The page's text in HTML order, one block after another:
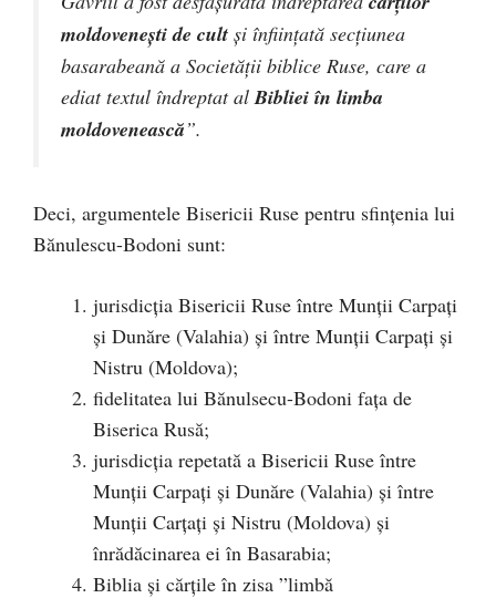
moldovenești de cult și înființată secțiunea
basarabeană a Societății biblice Ruse, care a
ediat textul îndreptat alBibliei în limba
moldovenească”.
Deci, argumentele Bisericii Ruse pentru sfințenia lui
Bănulescu-Bodoni sunt:
jurisdicția Bisericii Ruse între Munții Carpați
și Dunăre (Valahia) și între Munții Carpați și
Nistru (Moldova);
fidelitatea lui Bănulsecu-Bodoni fața de
Biserica Rusă;
jurisdicția repetată a Bisericii Ruse între
Munții Carpați și Dunăre (Valahia) și între
Munții Carțați și Nistru (Moldova) și
înrădăcinarea ei în Basarabia;
Biblia și cărțile în zisa ”limbă